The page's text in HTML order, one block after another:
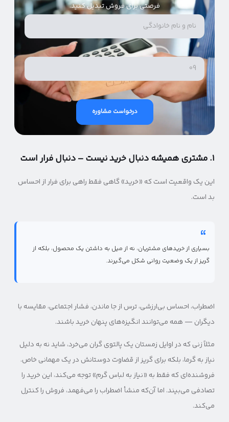
فرصتی برای فروش تبدیل کنید.
درخواست مشاوره
این یک واقعیت است که «خرید» گاهی فقط راهی برای فرار از احساس
بد است.
بسیاری از خریدهای مشتریان، نه از میل به داشتن یک محصول، بلکه از
گریز از یک وضعیت روانی شکل می‌گیرند.
اضطراب، احساس بی‌ارزشی، ترس از جا ماندن، فشار اجتماعی، مقایسه با
دیگران — همه می‌توانند انگیزه‌های پنهان خرید باشند.
مثلاً زنی که در اوایل زمستان یک پالتوی گران می‌خرد، شاید نه به دلیل
نیاز به گرما، بلکه برای گریز از قضاوت دوستانش در یک مهمانی خاص.
فروشنده‌ای که فقط به «نیاز به لباس گرم» توجه می‌کند، این خرید را
تصادفی می‌بیند. اما آن‌که منشأ اضطراب را می‌فهمد، فروش را کنترل
می‌کند.